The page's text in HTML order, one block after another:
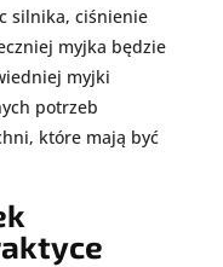
silnika, ciśnienie
myjka będzie
myjki
potrzeb
które mają być